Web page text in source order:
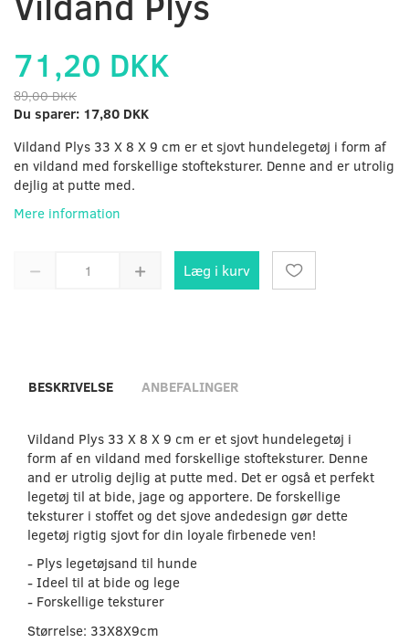
71,20 DKK
89,00 DKK
Du sparer: 17,80 DKK
Vildand Plys 33 X 8 X 9 cm er et sjovt hundelegetøj i form af
en vildand med forskellige stofteksturer. Denne and er utrolig
dejlig at putte med.
Mere information
Læg i kurv
BESKRIVELSE ANBEFALINGER
Vildand Plys 33 X 8 X 9 cm er et sjovt hundelegetøj i
form af en vildand med forskellige stofteksturer. Denne
and er utrolig dejlig at putte med. Det er også et perfekt
legetøj til at bide, jage og apportere. De forskellige
teksturer i stoffet og det sjove andedesign gør dette
legetøj rigtig sjovt for din loyale firbenede ven!
- Plys legetøjsand til hunde
- Ideel til at bide og lege
- Forskellige teksturer
Størrelse: 33X8X9cm